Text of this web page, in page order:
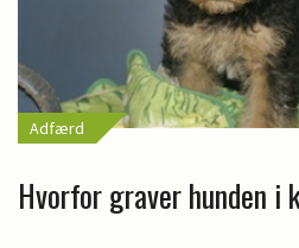
Adfærd
Hvorfor graver hunden i